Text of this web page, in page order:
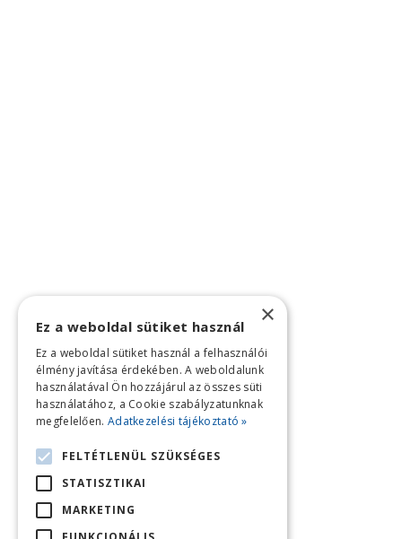
×
Ez a weboldal sütiket használ
Ez a weboldal sütiket használ a felhasználói
élmény javítása érdekében. A weboldalunk
használatával Ön hozzájárul az összes süti
használatához, a Cookie szabályzatunknak
megfelelően. Adatkezelési tájékoztató »
FELTÉTLENÜL SZÜKSÉGES
STATISZTIKAI
MARKETING